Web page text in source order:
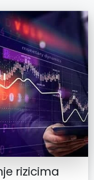
rizicima